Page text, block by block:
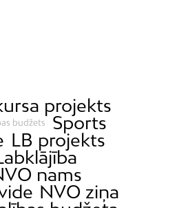
projekts
budžets
Sports
LB projekts
nams
NVO ziņa